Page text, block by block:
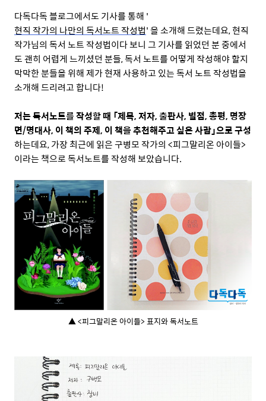
다독다독 블로그에서도 기사를 통해 '
현직 작가의 나만의 독서노트 작성법' 을 소개해 드렸는데요, 현직
작가님의 독서 노트 작성법이다 보니 그 기사를 읽었던 분 중에서
도 괜히 어렵게 느끼셨던 분들, 독서 노트를 어떻게 작성해야 할지
막막한 분들을 위해 제가 현재 사용하고 있는 독서 노트 작성법을
소개해 드리려고 합니다!
저는 독서노트를 작성할 때 「제목, 저자, 출판사, 별점, 총평, 명장
면/명대사, 이 책의 주제, 이 책을 추천해주고 싶은 사람」으로 구성
하는데요, 가장 최근에 읽은 구병모 작가의 <피그말리온 아이들>
이라는 책으로 독서노트를 작성해 보았습니다.
▲ <피그말리온 아이들> 표지와 독서노트